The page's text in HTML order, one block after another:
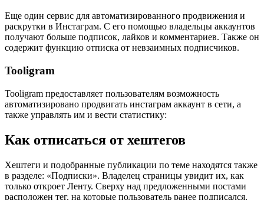
Еще один сервис для автоматизированного продвижения и
раскрутки в Инстаграм. С его помощью владельцы аккаунтов
получают больше подписок, лайков и комментариев. Также он
содержит функцию отписка от невзаимных подписчиков.
Tooligram
Tooligram предоставляет пользователям возможность
автоматизировано продвигать инстаграм аккаунт в сети, а
также управлять им и вести статистику:
Как отписаться от хештегов
Хештеги и подобранные публикации по теме находятся также
в разделе: «Подписки». Владелец страницы увидит их, как
только откроет Ленту. Сверху над предложенными постами
расположен тег, на которые пользователь ранее подписался.